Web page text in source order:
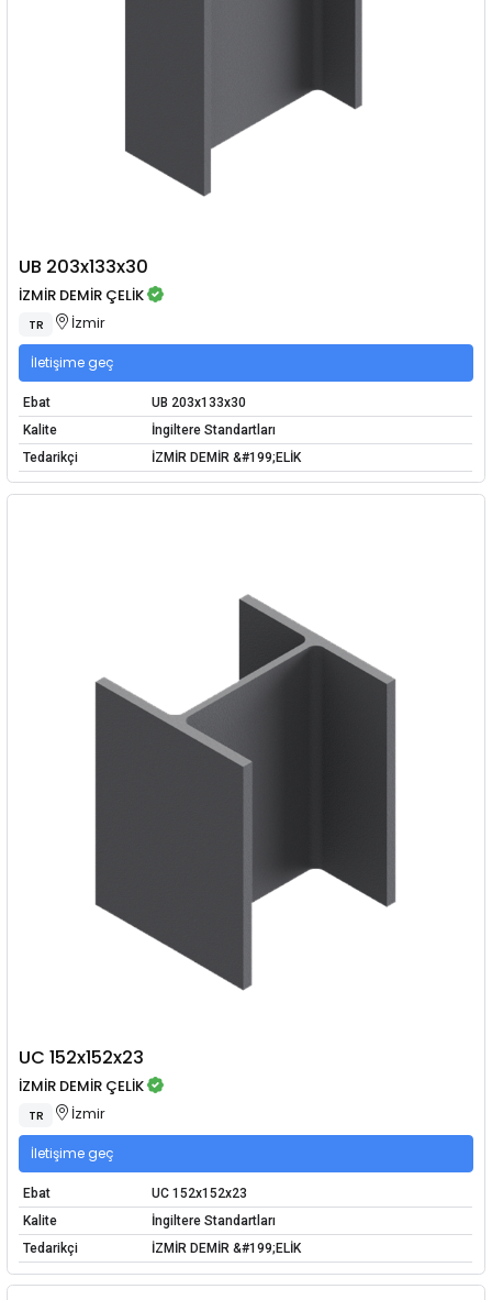
UB 203x133x30
İZMİR DEMİR ÇELİK
TR İzmir
İletişime geç
Ebat
UB 203x133x30
Kalite
İngiltere Standartları
Tedarikçi
İZMİR DEMİR &#199;ELİK
UC 152x152x23
İZMİR DEMİR ÇELİK
TR İzmir
İletişime geç
Ebat
UC 152x152x23
Kalite
İngiltere Standartları
Tedarikçi
İZMİR DEMİR &#199;ELİK